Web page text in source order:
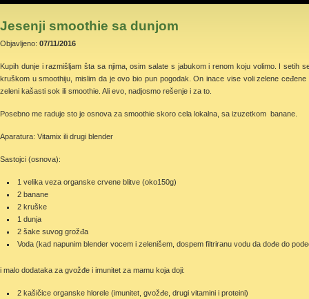
Jesenji smoothie sa dunjom
Objavljeno: 07/11/2016
Kupih dunje i razmišljam šta sa njima, osim salate s jabukom i renom koju volimo. I setih
kruškom u smoothiju, mislim da je ovo bio pun pogodak. On inace vise voli zelene
zeleni kašasti sok ili smoothie. Ali evo, nadjosmo rešenje i za to.
Posebno me raduje sto je osnova za smoothie skoro cela lokalna, sa izuzetkom banane.
Aparatura: Vitamix ili drugi blender
Sastojci (osnova):
1 velika veza organske crvene blitve (oko150g)
2 banane
2 kruške
1 dunja
2 šake suvog grožđa
Voda (kad napunim blender vocem i zelenišem, dospem filtriranu vodu da dođe do
i malo dodataka za gvožđe i imunitet za mamu koja doji:
2 kašičice organske hlorele (imunitet, gvožđe, drugi vitamini i proteini)